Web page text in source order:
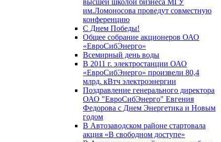
высшей школой бизнеса МГУ
им.Ломоносова проведут совместную
конференцию
С Днем Победы!
Общее собрание акционеров ОАО
«ЕвроСибЭнерго»
Всемирный день воды
В 2011 г. электростанции ОАО
«ЕвроСибЭнерго» произвели 80,4
млрд. кВтч электроэнергии
Поздравление генерального директора
ОАО "ЕвроСибЭнерго" Евгения
Федорова с Днем Энергетика и Новым
годом
В Автозаводском районе стартовала
акция «В свободном доступе»